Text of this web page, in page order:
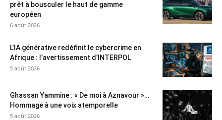
prêt à bousculer le haut de gamme
européen
6 août 2026
L’IA générative redéfinit le cybercrime en
Afrique : l’avertissement d’INTERPOL
5 août 2026
Ghassan Yammine : « De moi à Aznavour »…
Hommage à une voix atemporelle
5 août 2026